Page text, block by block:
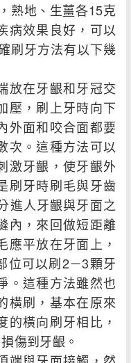
熟地、生薑各15克
病效果良好，可以
刷牙方法有以下幾
放在牙齦和牙冠交
壓，刷上牙時向下
外面和咬合面都要
次。這種方法可以
激牙齦，使牙齦外
刷牙時刷毛與牙齒
進人牙齦與牙面之
內，來回做短距離
應平放在牙面上，
位可以刷2－3顆牙
。這種方法雖然也
橫刷，基本在原來
的橫向刷牙相比，
傷到牙齦。